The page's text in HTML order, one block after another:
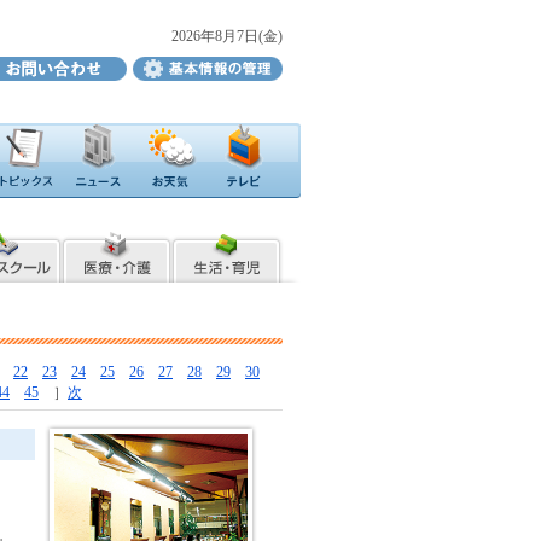
2026年8月7日(金)
22 23 24 25 26 27 28 29
30
45 ］ 次